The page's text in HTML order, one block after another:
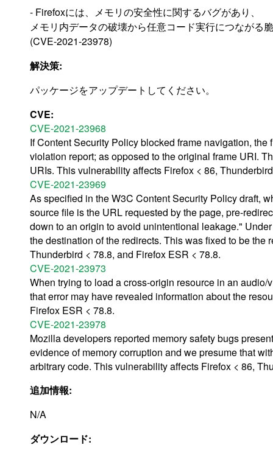
- Firefoxには、メモリの安全性に関するバグがあり、
メモリ内データの破壊から任意コード実行につながる
(CVE-2021-23978)
解決策:
パッケージをアップデートしてください。
CVE:
CVE-2021-23968
If Content Security Policy blocked frame navigation,
violation report; as opposed to the original frame URI.
URIs. This vulnerability affects Firefox < 86,
CVE-2021-23969
As specified in the W3C Content Security Policy draft,
source file is the URL requested by the page, pre-
down to an origin to avoid unintentional leakage."
the destination of the redirects. This was fixed to be
Thunderbird < 78.8, and Firefox ESR < 78.8.
CVE-2021-23973
When trying to load a cross-origin resource in an
that error may have revealed information about the
Firefox ESR < 78.8.
CVE-2021-23978
Mozilla developers reported memory safety bugs
evidence of memory corruption and we presume that
arbitrary code. This vulnerability affects Firefox < 86,
追加情報:
N/A
ダウンロード: